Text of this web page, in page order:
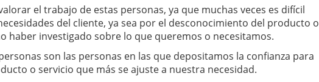
el trabajo de estas personas, ya que muchas veces es difícil
del cliente, ya sea por el desconocimiento del producto o
haber investigado sobre lo que queremos o necesitamos.
son las personas en las que depositamos la confianza para
o servicio que más se ajuste a nuestra necesidad.